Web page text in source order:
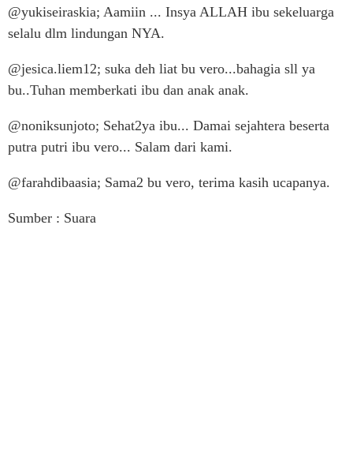
@yukiseiraskia; Aamiin ... Insya ALLAH ibu sekeluarga
selalu dlm lindungan NYA.
@jesica.liem12; suka deh liat bu vero...bahagia sll ya
bu..Tuhan memberkati ibu dan anak anak.
@noniksunjoto; Sehat2ya ibu... Damai sejahtera beserta
putra putri ibu vero... Salam dari kami.
@farahdibaasia; Sama2 bu vero, terima kasih ucapanya.
Sumber : Suara